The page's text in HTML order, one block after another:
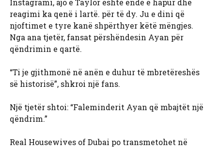
Instagrami, ajo e Taylor është ende e hapur dhe
reagimi ka qenë i lartë. për të dy. Ju e dini që
njoftimet e tyre kanë shpërthyer këtë mëngjes.
Nga ana tjetër, fansat përshëndesin Ayan për
qëndrimin e qartë.
“Ti je gjithmonë në anën e duhur të mbretëreshës
së historisë”, shkroi një fans.
Një tjetër shtoi: “Faleminderit Ayan që mbajtët një
qëndrim.”
Real Housewives of Dubai po transmetohet në